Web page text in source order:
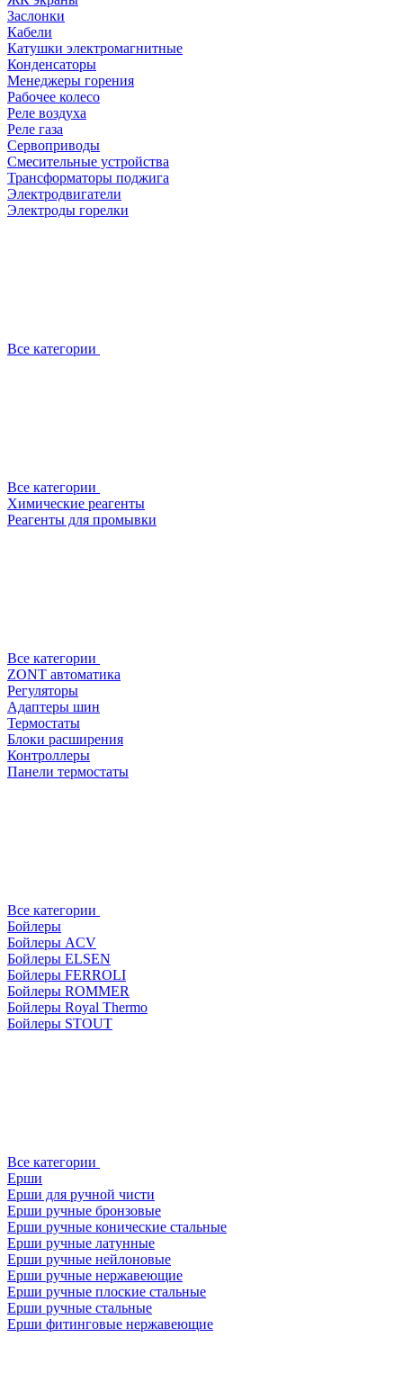
Заслонки
Кабели
Катушки электромагнитные
Конденсаторы
Менеджеры горения
Рабочее колесо
Реле воздухa
Реле газа
Сервоприводы
Смесительные устройства
Трансформаторы поджига
Электродвигатели
Электроды горелки
Все категории
Все категории
Химические реагенты
Реагенты для промывки
Все категории
ZONT автоматика
Регуляторы
Адаптеры шин
Термостаты
Блоки расширения
Контроллеры
Панели термостаты
Все категории
Бойлеры
Бойлеры ACV
Бойлеры ELSEN
Бойлеры FERROLI
Бойлеры ROMMER
Бойлеры Royal Thermo
Бойлеры STOUT
Все категории
Ерши
Ерши для ручной чисти
Ерши ручные бронзовые
Ерши ручные конические стальные
Ерши ручные латунные
Ерши ручные нейлоновые
Ерши ручные нержавеющие
Ерши ручные плоские стальные
Ерши ручные стальные
Ерши фитинговые нержавеющие